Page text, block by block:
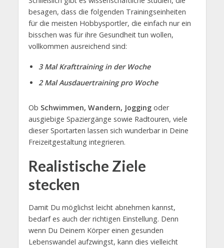
besagen, dass die folgenden Trainingseinheiten
für die meisten Hobbysportler, die einfach nur ein
bisschen was für ihre Gesundheit tun wollen,
vollkommen ausreichend sind:
3 Mal Krafttraining in der Woche
2 Mal Ausdauertraining pro Woche
Ob Schwimmen, Wandern, Joggingoder
ausgiebige Spaziergänge sowie Radtouren, viele
dieser Sportarten lassen sich wunderbar in Deine
Freizeitgestaltung integrieren.
Realistische Ziele
stecken
Damit Du möglichst leicht abnehmen kannst,
bedarf es auch der richtigen Einstellung. Denn
wenn Du Deinem Körper einen gesunden
Lebenswandel aufzwingst, kann dies vielleicht